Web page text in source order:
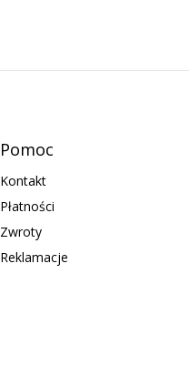
Pomoc
Kontakt
Płatności
Zwroty
Reklamacje